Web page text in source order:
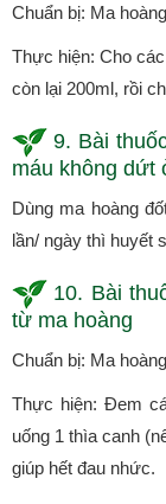
Chuẩn bị: Ma
Thực hiện: Cho
còn lại 200ml, rồi
9. Bài
máu không dứt
Dùng ma hoàng
lần/ ngày thì huyết
10. Bài
từ ma hoàng
Chuẩn bị: Ma
Thực hiện: Đem
uống 1 thìa canh
giúp hết đau nhức.